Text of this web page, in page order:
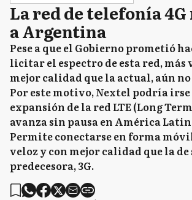
La red de telefonía
a Argentina
Pese a que el Gobierno prometió
licitar el espectro de esta red, más
mejor calidad que la actual, aún no
Por este motivo, Nextel podría irse
expansión de la red LTE (Long
avanza sin pausa en América
Permite conectarse en forma
veloz y con mejor calidad que la de
predecesora, 3G.